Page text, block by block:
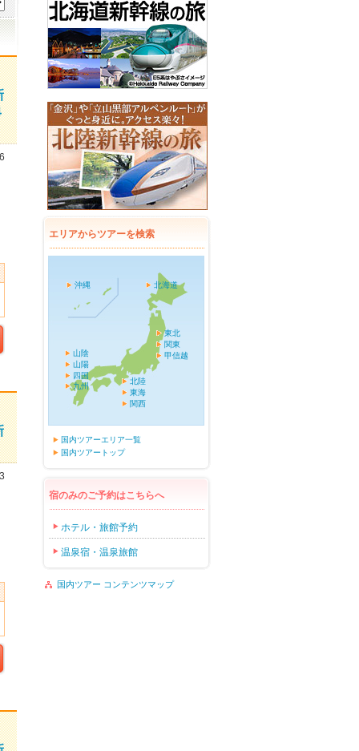
エリアからツアーを検索
北海道
東北
関東
甲信越
北陸
東海
関西
山陰
山陽
四国
九州
沖縄
国内ツアーエリア一覧
国内ツアートップ
宿のみのご予約はこちらへ
ホテル・旅館予約
温泉宿・温泉旅館
国内ツアー コンテンツマップ